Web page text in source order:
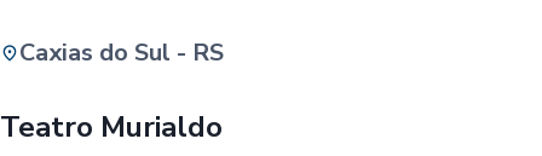
Caxias do Sul - RS
Teatro Murialdo